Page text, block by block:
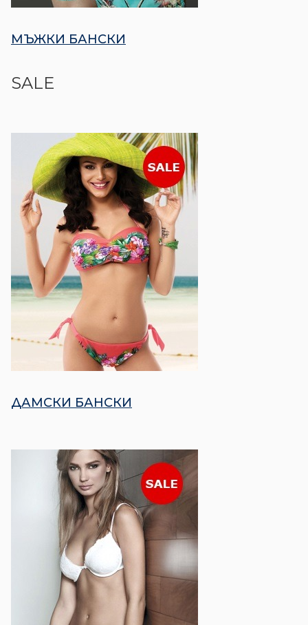
МЪЖКИ БАНСКИ​
SALE
ДАМСКИ БАНСКИ​